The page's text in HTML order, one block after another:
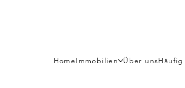
HomeImmobilien Über uns